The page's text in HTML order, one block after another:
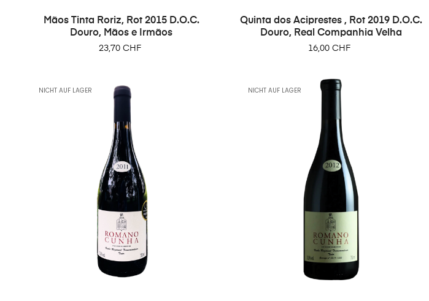
Mãos Tinta Roriz, Rot 2015 D.O.C.
Douro, Mãos e Irmãos
Preis
23,70 CHF
Quinta dos Aciprestes , Rot 2019 D.O.C.
Douro, Real Companhia Velha
Preis
16,00 CHF
NICHT AUF LAGER NICHT AUF LAGER